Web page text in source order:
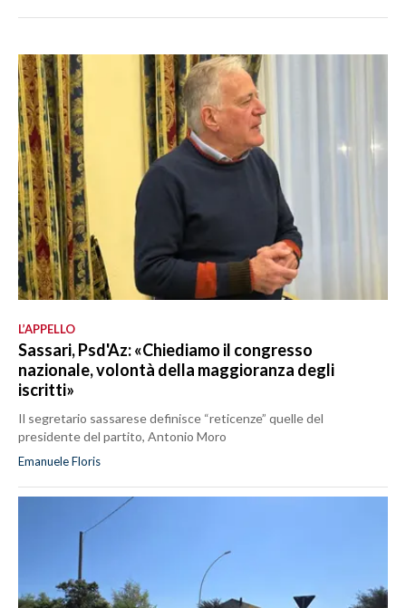
L’APPELLO
Sassari, Psd'Az: «Chiediamo il congresso
nazionale, volontà della maggioranza degli
iscritti»
Il segretario sassarese definisce “reticenze” quelle del
presidente del partito, Antonio Moro
Emanuele Floris